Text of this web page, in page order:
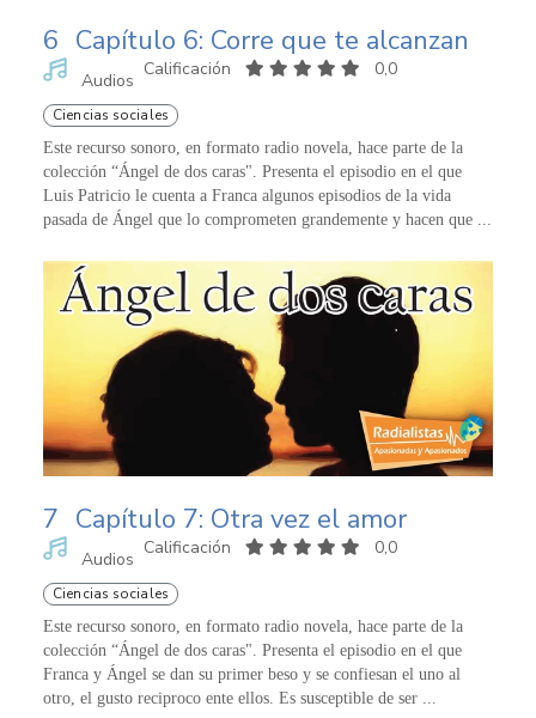
6 Capítulo 6: Corre que te alcanzan
Audios
Calificación 0,0
Ciencias sociales
Este recurso sonoro, en formato radio novela, hace parte de la
colección “Ángel de dos caras". Presenta el episodio en el que
Luis Patricio le cuenta a Franca algunos episodios de la vida
pasada de Ángel que lo comprometen grandemente y hacen que ...
7 Capítulo 7: Otra vez el amor
Audios
Calificación 0,0
Ciencias sociales
Este recurso sonoro, en formato radio novela, hace parte de la
colección “Ángel de dos caras". Presenta el episodio en el que
Franca y Ángel se dan su primer beso y se confiesan el uno al
otro, el gusto reciproco ente ellos. Es susceptible de ser ...